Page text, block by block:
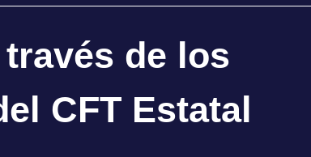
de los
CFT Estatal